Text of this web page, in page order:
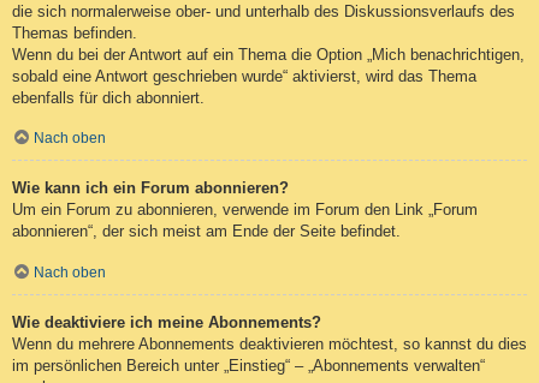
die sich normalerweise ober- und unterhalb des Diskussionsverlaufs des
Themas befinden.
Wenn du bei der Antwort auf ein Thema die Option „Mich benachrichtigen,
sobald eine Antwort geschrieben wurde“ aktivierst, wird das Thema
ebenfalls für dich abonniert.
Nach oben
Wie kann ich ein Forum abonnieren?
Um ein Forum zu abonnieren, verwende im Forum den Link „Forum
abonnieren“, der sich meist am Ende der Seite befindet.
Nach oben
Wie deaktiviere ich meine Abonnements?
Wenn du mehrere Abonnements deaktivieren möchtest, so kannst du dies
im persönlichen Bereich unter „Einstieg“ – „Abonnements verwalten“